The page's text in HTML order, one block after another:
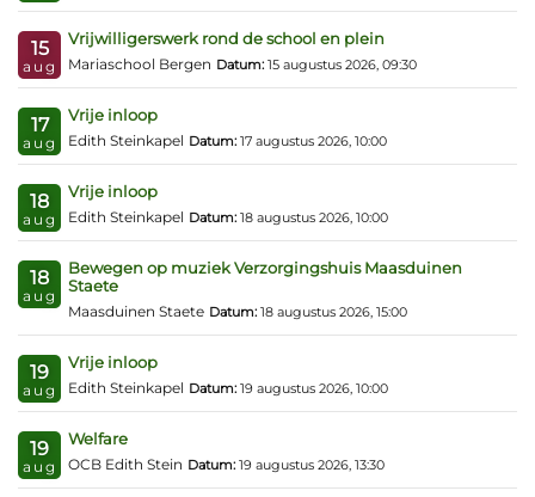
15
aug
Vrijwilligerswerk rond de school en plein
Mariaschool Bergen Datum: 15 augustus 2026, 09:30
17
aug
Vrije inloop
Edith Steinkapel Datum: 17 augustus 2026, 10:00
18
aug
Vrije inloop
Edith Steinkapel Datum: 18 augustus 2026, 10:00
18
aug
Bewegen op muziek Verzorgingshuis Maasduinen
Staete
Maasduinen Staete Datum: 18 augustus 2026, 15:00
19
aug
Vrije inloop
Edith Steinkapel Datum: 19 augustus 2026, 10:00
19
aug
Welfare
OCB Edith Stein Datum: 19 augustus 2026, 13:30